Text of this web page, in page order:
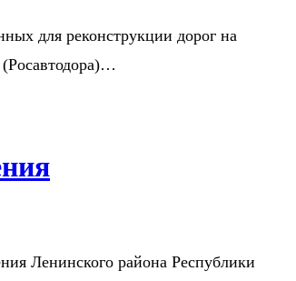
для реконструкции дорог на
Ленинского района Республики